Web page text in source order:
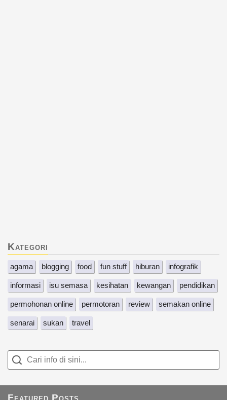
Kategori
agama blogging food fun stuff hiburan infografik
informasi isu semasa kesihatan kewangan pendidikan
permohonan online permotoran review semakan online
senarai sukan travel
Featured Posts